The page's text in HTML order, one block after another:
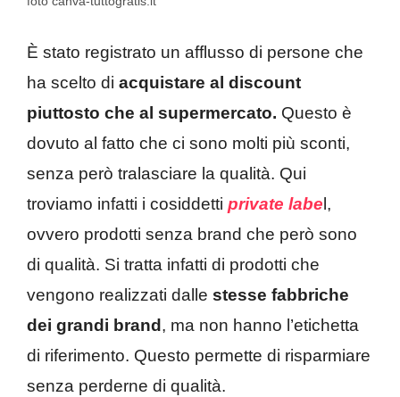
È stato registrato un afflusso di persone che
ha scelto di acquistare al discount
piuttosto che al supermercato. Questo è
dovuto al fatto che ci sono molti più sconti,
senza però tralasciare la qualità. Qui
troviamo infatti i cosiddetti private labe l,
ovvero prodotti senza brand che però sono
di qualità. Si tratta infatti di prodotti che
vengono realizzati dalle stesse fabbriche
dei grandi brand , ma non hanno l’etichetta
di riferimento. Questo permette di risparmiare
senza perderne di qualità.